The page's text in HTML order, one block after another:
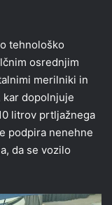
tehnološko
osrednjim
merilniki in
dopolnjuje
litrov prtljažnega
podpira nenehne
da se vozilo